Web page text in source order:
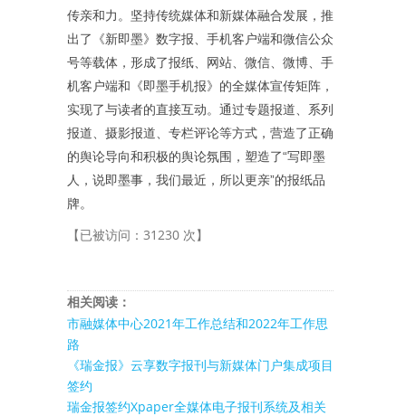
传亲和力。坚持传统媒体和新媒体融合发展，推
出了《新即墨》数字报、手机客户端和微信公众
号等载体，形成了报纸、网站、微信、微博、手
机客户端和《即墨手机报》的全媒体宣传矩阵，
实现了与读者的直接互动。通过专题报道、系列
报道、摄影报道、专栏评论等方式，营造了正确
的舆论导向和积极的舆论氛围，塑造了“写即墨
人，说即墨事，我们最近，所以更亲”的报纸品
牌。
【已被访问：31230 次】
相关阅读：
市融媒体中心2021年工作总结和2022年工作思
路
《瑞金报》云享数字报刊与新媒体门户集成项目
签约
瑞金报签约Xpaper全媒体电子报刊系统及相关